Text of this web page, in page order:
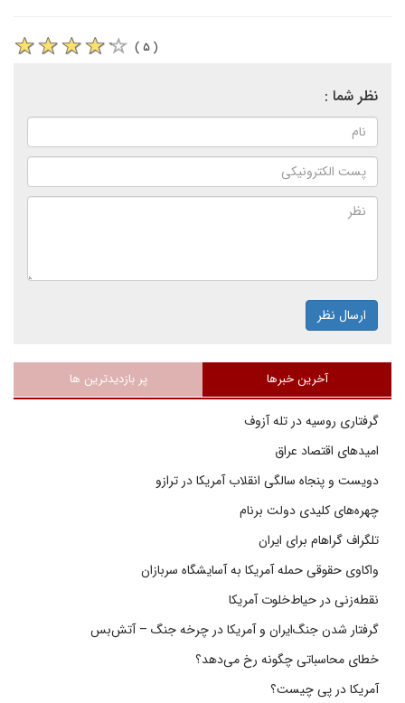
( ۵ )
نظر شما :
ارسال نظر
آخرین خبرها پر بازدیدترین ها
گرفتاری روسیه در تله آزوف
امیدهای اقتصاد عراق
دویست و پنجاه سالگی انقلاب آمریکا در ترازو
چهره‌های کلیدی دولت برنام
تلگراف گراهام برای ایران
واکاوی حقوقی حمله آمریکا به آسایشگاه سربازان
نقطه‌زنی در حیاط‌خلوت آمریکا
گرفتار شدن جنگ‌ایران و آمریکا در چرخه جنگ – آتش‌بس
خطای محاسباتی چگونه رخ می‌دهد؟
آمریکا در پی چیست؟